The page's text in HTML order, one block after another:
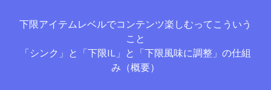
下限アイテムレベルでコンテンツ楽しむってこういう
こと
「シンク」と「下限IL」と「下限風味に調整」の仕組
み（概要）